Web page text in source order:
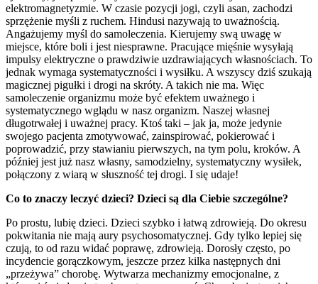
elektromagnetyzmie. W czasie pozycji jogi, czyli asan, zachodzi
sprzężenie myśli z ruchem. Hindusi nazywają to uważnością.
Angażujemy myśl do samoleczenia. Kierujemy swą uwagę w
miejsce, które boli i jest niesprawne. Pracujące mięśnie wysyłają
impulsy elektryczne o prawdziwie uzdrawiających własnościach. To
jednak wymaga systematyczności i wysiłku. A wszyscy dziś szukają
magicznej pigułki i drogi na skróty. A takich nie ma. Więc
samoleczenie organizmu może być efektem uważnego i
systematycznego wglądu w nasz organizm. Naszej własnej
długotrwałej i uważnej pracy. Ktoś taki – jak ja, może jedynie
swojego pacjenta zmotywować, zainspirować, pokierować i
poprowadzić, przy stawianiu pierwszych, na tym polu, kroków. A
później jest już nasz własny, samodzielny, systematyczny wysiłek,
połączony z wiarą w słuszność tej drogi. I się udaje!
Co to znaczy leczyć dzieci? Dzieci są dla Ciebie szczególne?
Po prostu, lubię dzieci. Dzieci szybko i łatwą zdrowieją. Do okresu
pokwitania nie mają aury psychosomatycznej. Gdy tylko lepiej się
czują, to od razu widać poprawę, zdrowieją. Dorosły często, po
incydencie gorączkowym, jeszcze przez kilka następnych dni
„przeżywa” chorobę. Wytwarza mechanizmy emocjonalne, z